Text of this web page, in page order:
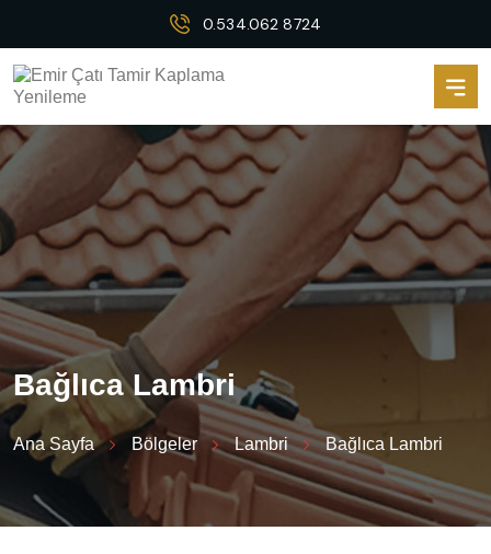
0.534.062 8724
Bağlıca Lambri
Ana Sayfa Bölgeler Lambri Bağlıca Lambri